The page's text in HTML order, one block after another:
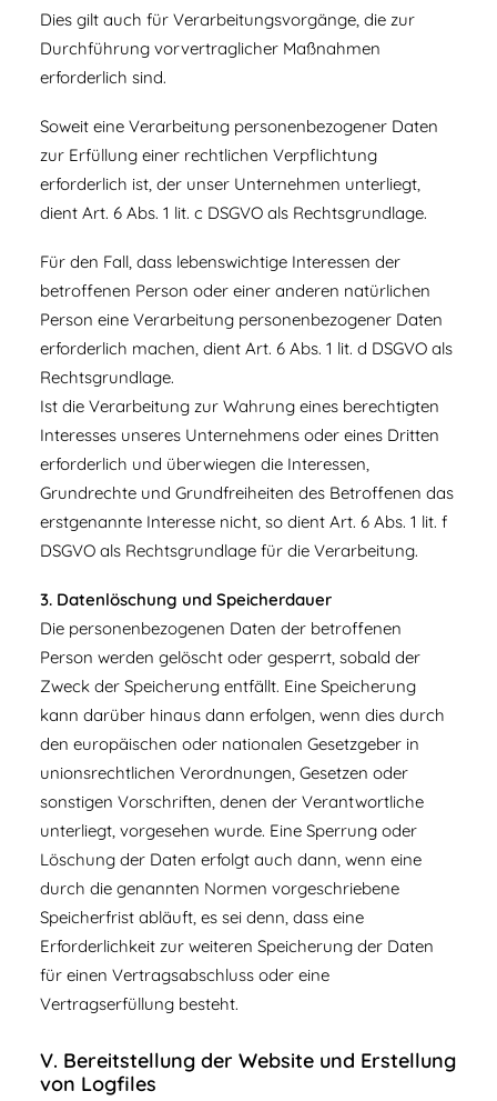
Dies gilt auch für Verarbeitungsvorgänge, die zur
Durchführung vorvertraglicher Maßnahmen
erforderlich sind.
Soweit eine Verarbeitung personenbezogener Daten
zur Erfüllung einer rechtlichen Verpflichtung
erforderlich ist, der unser Unternehmen unterliegt,
dient Art. 6 Abs. 1 lit. c DSGVO als Rechtsgrundlage.
Für den Fall, dass lebenswichtige Interessen der
betroffenen Person oder einer anderen natürlichen
Person eine Verarbeitung personenbezogener Daten
erforderlich machen, dient Art. 6 Abs. 1 lit. d DSGVO als
Rechtsgrundlage.
Ist die Verarbeitung zur Wahrung eines berechtigten
Interesses unseres Unternehmens oder eines Dritten
erforderlich und überwiegen die Interessen,
Grundrechte und Grundfreiheiten des Betroffenen das
erstgenannte Interesse nicht, so dient Art. 6 Abs. 1 lit. f
DSGVO als Rechtsgrundlage für die Verarbeitung.
3. Datenlöschung und Speicherdauer
Die personenbezogenen Daten der betroffenen
Person werden gelöscht oder gesperrt, sobald der
Zweck der Speicherung entfällt. Eine Speicherung
kann darüber hinaus dann erfolgen, wenn dies durch
den europäischen oder nationalen Gesetzgeber in
unionsrechtlichen Verordnungen, Gesetzen oder
sonstigen Vorschriften, denen der Verantwortliche
unterliegt, vorgesehen wurde. Eine Sperrung oder
Löschung der Daten erfolgt auch dann, wenn eine
durch die genannten Normen vorgeschriebene
Speicherfrist abläuft, es sei denn, dass eine
Erforderlichkeit zur weiteren Speicherung der Daten
für einen Vertragsabschluss oder eine
Vertragserfüllung besteht.
V. Bereitstellung der Website und Erstellung
von Logfiles